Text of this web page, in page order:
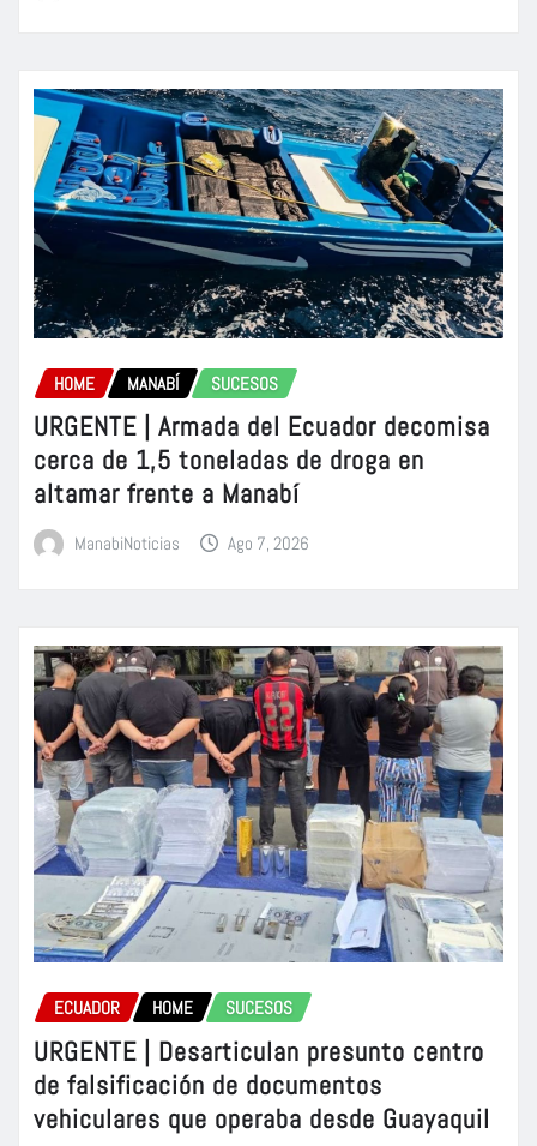
HOME MANABÍ SUCESOS
URGENTE | Armada del Ecuador decomisa
cerca de 1,5 toneladas de droga en
altamar frente a Manabí
ManabiNoticias Ago 7, 2026
ECUADOR HOME SUCESOS
URGENTE | Desarticulan presunto centro
de falsificación de documentos
vehiculares que operaba desde Guayaquil